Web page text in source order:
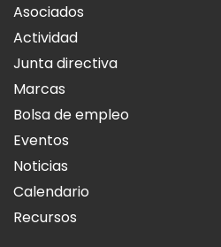
Asociados
Actividad
Junta directiva
Marcas
Bolsa de empleo
Eventos
Noticias
Calendario
Recursos